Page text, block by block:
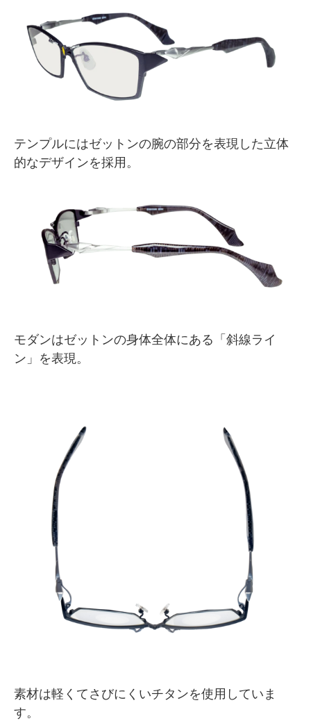
テンプルにはゼットンの腕の部分を表現した立体
的なデザインを採用。
モダンはゼットンの身体全体にある「斜線ライ
ン」を表現。
素材は軽くてさびにくいチタンを使用していま
す。